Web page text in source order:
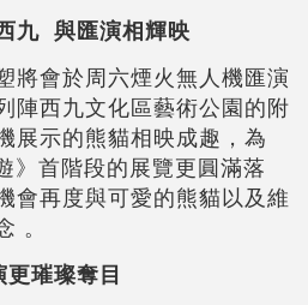
九 與匯演相輝映
將會於周六煙火無人機匯演
陣西九文化區藝術公園的附
展示的熊貓相映成趣，為
》首階段的展覽更圓滿落
會再度與可愛的熊貓以及維
。
璀璨奪目